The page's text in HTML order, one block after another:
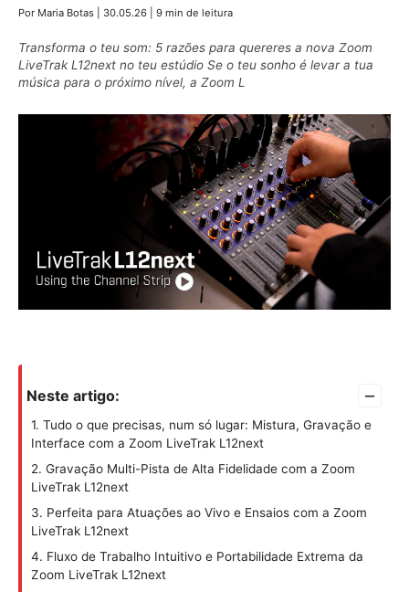
Por Maria Botas 30.05.26 9 min de leitura
Transforma o teu som: 5 razões para quereres a nova Zoom
LiveTrak L12next no teu estúdio Se o teu sonho é levar a tua
música para o próximo nível, a Zoom L
Neste artigo: –
1. Tudo o que precisas, num só lugar: Mistura, Gravação e
Interface com a Zoom LiveTrak L12next
2. Gravação Multi-Pista de Alta Fidelidade com a Zoom
LiveTrak L12next
3. Perfeita para Atuações ao Vivo e Ensaios com a Zoom
LiveTrak L12next
4. Fluxo de Trabalho Intuitivo e Portabilidade Extrema da
Zoom LiveTrak L12next